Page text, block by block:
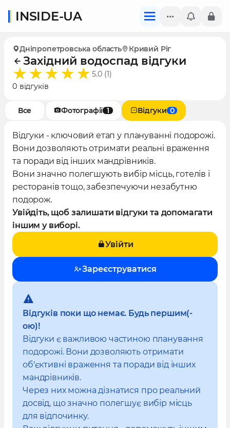
INSIDE-UA
Дніпропетровська область Кривий Ріг
Західний водоспад відгуки
5.0 (1)
0 відгуків
Все Фотографії 1 Відгуки 0
Відгуків поки що немає. Будь першим(-
ою)!
Відгуки є важливою частиною планування
подорожі. Вони дозволяють отримати
об'єктивні враження та поради від інших
мандрівників.
Через них можна дізнатися про реальний
досвід, що значно полегшує вибір місць
для відпочинку.
Відгуки - ключовий етап у плануванні подорожі.
Вони дозволяють отримати реальні враження
та поради від інших мандрівників.
Вони значно полегшують вибір місць, готелів і
ресторанів тощо, забезпечуючи незабутню
подорож.
Увійдіть, щоб залишати відгуки та допомагати
іншим у виборі.
Увійти
Зареєструватися